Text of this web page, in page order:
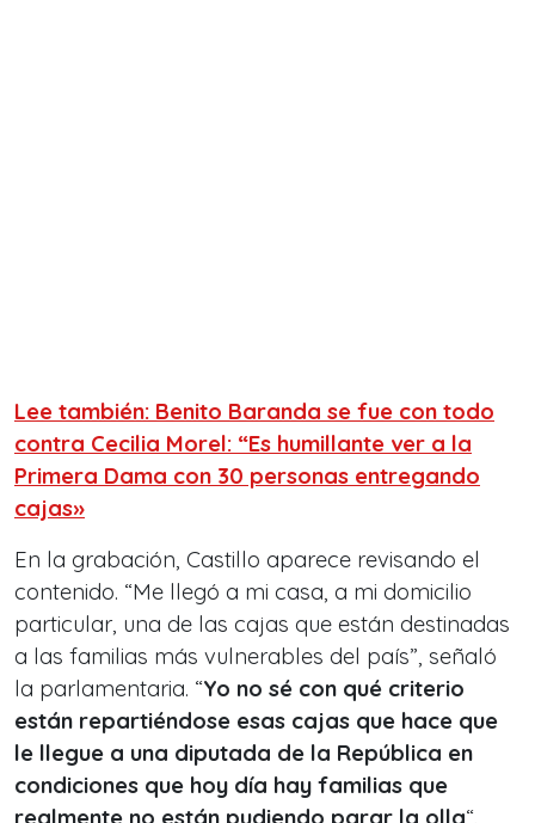
Lee también: Benito Baranda se fue con todo
contra Cecilia Morel: “Es humillante ver a la
Primera Dama con 30 personas entregando
cajas»
En la grabación, Castillo aparece revisando el
contenido. “Me llegó a mi casa, a mi domicilio
particular, una de las cajas que están destinadas
a las familias más vulnerables del país”, señaló
la parlamentaria. “Yo no sé con qué criterio
están repartiéndose esas cajas que hace que
le llegue a una diputada de la República en
condiciones que hoy día hay familias que